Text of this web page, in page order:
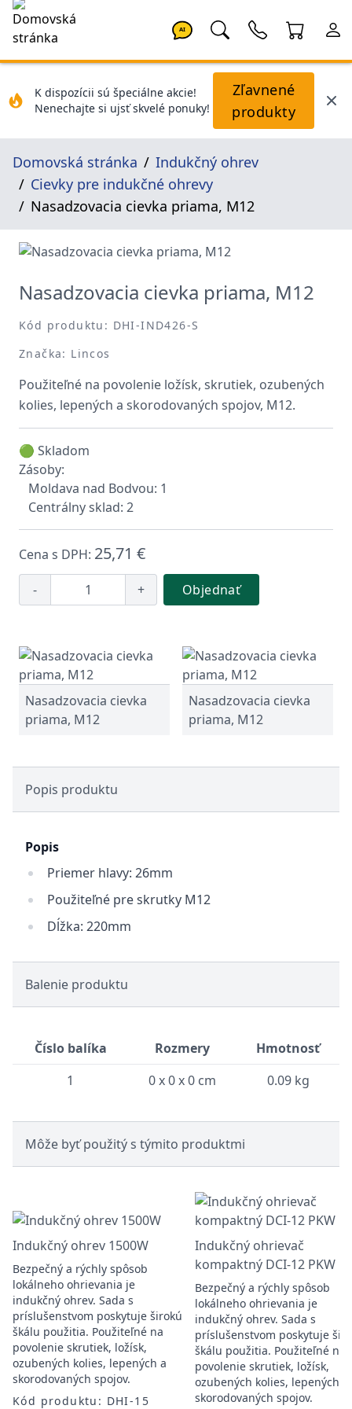
AI
K dispozícii sú špeciálne akcie!
Nenechajte si ujsť skvelé ponuky!
Zľavnené
produkty
Domovská stránka
Indukčný ohrev
Cievky pre indukčné ohrevy
Nasadzovacia cievka priama, M12
Nasadzovacia cievka priama, M12
Kód produktu: DHI-IND426-S
Značka: Lincos
Použiteľné na povolenie ložísk, skrutiek, ozubených
kolies, lepených a skorodovaných spojov, M12.
🟢 Skladom
Zásoby:
Moldava nad Bodvou: 1
Centrálny sklad: 2
Cena s DPH: 25,71 €
- + Objednať
Nasadzovacia cievka
priama, M12
Nasadzovacia cievka
priama, M12
Popis produktu
Popis
Priemer hlavy: 26mm
Použiteľné pre skrutky M12
Dĺžka: 220mm
Balenie produktu
Číslo balíka Rozmery
Hmotnosť
1
0 x 0 x 0 cm 0.09 kg
Môže byť použitý s týmito produktmi
Indukčný ohrev 1500W
Bezpečný a rýchly spôsob
lokálneho ohrievania je
indukčný ohrev. Sada s
príslušenstvom poskytuje širokú
škálu použitia. Použiteľné na
povolenie skrutiek, ložísk,
ozubených kolies, lepených a
skorodovaných spojov.
Kód produktu: DHI-15
Indukčný ohrievač
kompaktný DCI-12 PKW
Bezpečný a rýchly spôsob
lokálneho ohrievania je
indukčný ohrev. Sada s
príslušenstvom poskytuje
škálu použitia. Použiteľné na
povolenie skrutiek, ložísk,
ozubených kolies, lepených a
skorodovaných spojov.